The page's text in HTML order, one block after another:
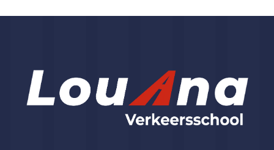
navigatie